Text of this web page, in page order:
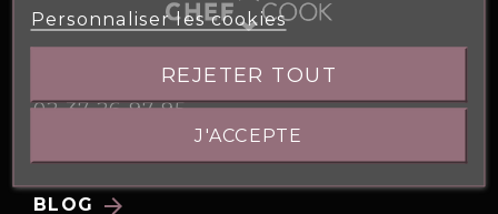
5, Allée des Atlantes 28000 CHARTRES
02 37 26 97 95
BLOG arrow_forward
Personnaliser les cookies
REJETER TOUT
J'ACCEPTE